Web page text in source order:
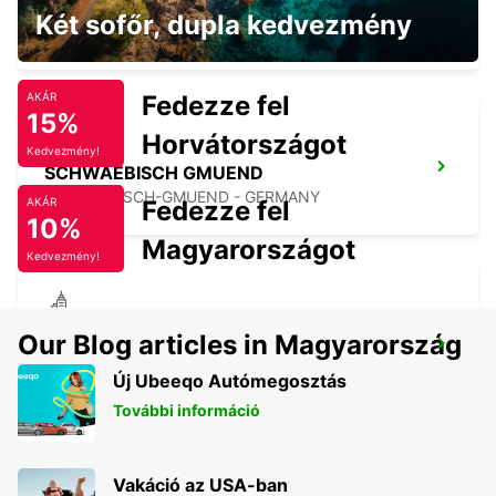
SCHWAEBISCH HALL
SCHWAEBISCH HALL - GERMANY
SCHWAEBISCH GMUEND
SCHWAEBISCH-GMUEND - GERMANY
NECKARSULM AUDI FORUM (DROP-OFF
ONLY)
NECKARSULM - GERMANY
Két sofőr, dupla kedvezmény
AKÁR
15%
Kedvezmény!
Fedezze fel
Horvátországot
AKÁR
10%
Kedvezmény!
Fedezze fel
Magyarországot
Our Blog articles in Magyarország
Új Ubeeqo Autómegosztás
További információ
Vakáció az USA-ban